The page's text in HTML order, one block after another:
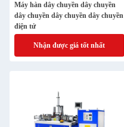
Máy hàn dây chuyền dây chuyền
dây chuyền dây chuyền dây chuyền
điện tử
Nhận được giá tốt nhất